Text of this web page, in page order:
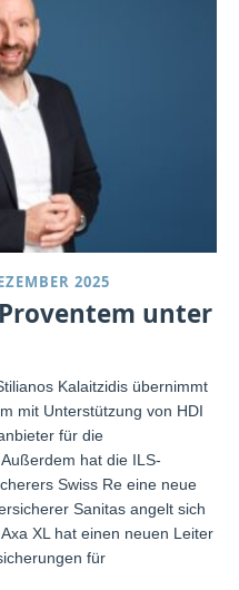
2025
unter
Kalaitzidis übernimmt
mit Unterstützung von HDI
für die
hat die ILS-
Swiss Re eine neue
Sanitas angelt sich
XL hat einen neuen Leiter
für